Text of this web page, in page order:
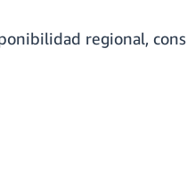
regional,